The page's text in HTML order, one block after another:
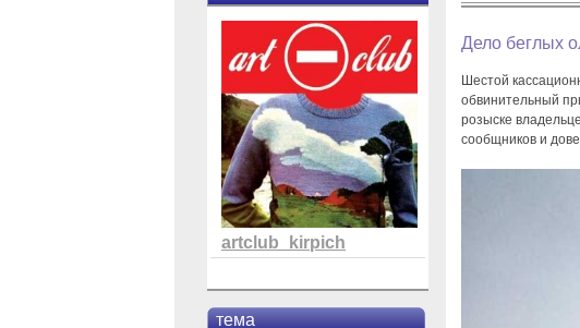
artclub_kirpich
тема
Дело беглых
Шестой
обвинительный
розыске
сообщников и